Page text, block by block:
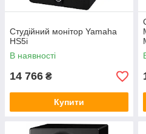
Студійний монітор Yamaha
HS5i
В наявності
14 766 ₴
Купити